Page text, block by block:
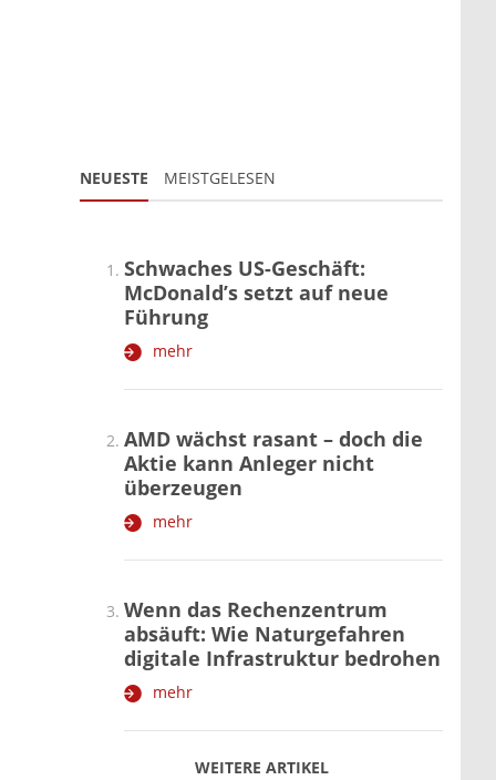
NEUESTE MEISTGELESEN
WEITERE ARTIKEL
zurückweiter
Schwaches US-Geschäft:
McDonald’s setzt auf neue
Führung
mehr
AMD wächst rasant – doch die
Aktie kann Anleger nicht
überzeugen
mehr
Wenn das Rechenzentrum
absäuft: Wie Naturgefahren
digitale Infrastruktur bedrohen
mehr